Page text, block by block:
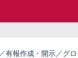
有報作成・開示／グ